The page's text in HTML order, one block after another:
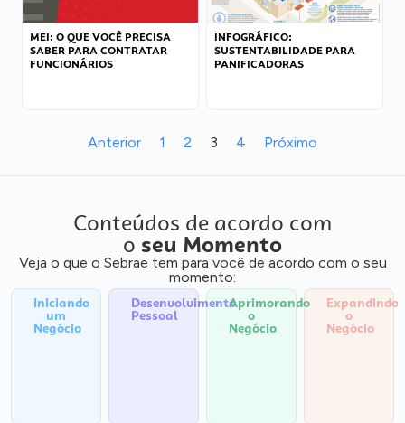
MEI: O QUE VOCÊ PRECISA
SABER PARA CONTRATAR
FUNCIONÁRIOS
INFOGRÁFICO:
SUSTENTABILIDADE PARA
PANIFICADORAS
Anterior 1 2 3 4 Próximo
Conteúdos de acordo com
o seu Momento
Veja o que o Sebrae tem para você de acordo com o seu
momento:
Iniciando
um
Negócio
Desenvolvimento
Pessoal
Aprimorando
o
Negócio
Expandindo
o
Negócio